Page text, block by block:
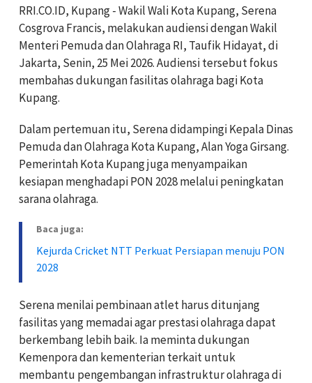
RRI.CO.ID, Kupang - Wakil Wali Kota Kupang, Serena
Cosgrova Francis, melakukan audiensi dengan Wakil
Menteri Pemuda dan Olahraga RI, Taufik Hidayat, di
Jakarta, Senin, 25 Mei 2026. Audiensi tersebut fokus
membahas dukungan fasilitas olahraga bagi Kota
Kupang.
Dalam pertemuan itu, Serena didampingi Kepala Dinas
Pemuda dan Olahraga Kota Kupang, Alan Yoga Girsang.
Pemerintah Kota Kupang juga menyampaikan
kesiapan menghadapi PON 2028 melalui peningkatan
sarana olahraga.
Baca juga:
Kejurda Cricket NTT Perkuat Persiapan menuju PON
2028
Serena menilai pembinaan atlet harus ditunjang
fasilitas yang memadai agar prestasi olahraga dapat
berkembang lebih baik. Ia meminta dukungan
Kemenpora dan kementerian terkait untuk
membantu pengembangan infrastruktur olahraga di